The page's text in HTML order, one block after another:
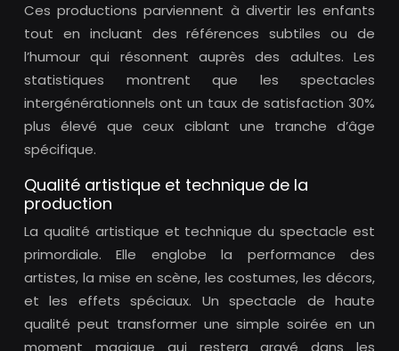
Ces productions parviennent à divertir les enfants
tout en incluant des références subtiles ou de
l’humour qui résonnent auprès des adultes. Les
statistiques montrent que les spectacles
intergénérationnels ont un taux de satisfaction 30%
plus élevé que ceux ciblant une tranche d’âge
spécifique.
Qualité artistique et technique de la
production
La qualité artistique et technique du spectacle est
primordiale. Elle englobe la performance des
artistes, la mise en scène, les costumes, les décors,
et les effets spéciaux. Un spectacle de haute
qualité peut transformer une simple soirée en un
moment magique qui restera gravé dans les